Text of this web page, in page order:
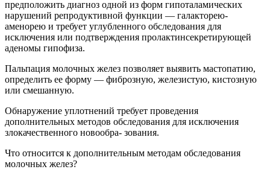
предположить диагноз одной из форм гипоталамических
нарушений репродуктивной функции — галакторею-
аменорею и требует углубленного обследования для
исключения или подтверждения пролактинсекретирующей
аденомы гипофиза.
Пальпация молочных желез позволяет выявить мастопатию,
определить ее форму — фиброзную, железистую, кистозную
или смешанную.
Обнаружение уплотнений требует проведения
дополнительных методов обследования для исключения
злокачественного новообра- зования.
Что относится к дополнительным методам обследования
молочных желез?